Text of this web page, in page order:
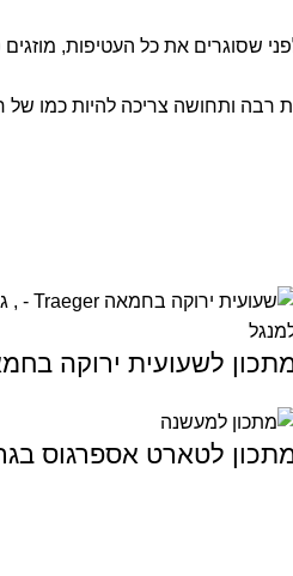
שסוגרים את כל העטיפות,
רבה ותחושה צריכה להיות כמו
לשעועית ירוקה
לטארט אספרגוס